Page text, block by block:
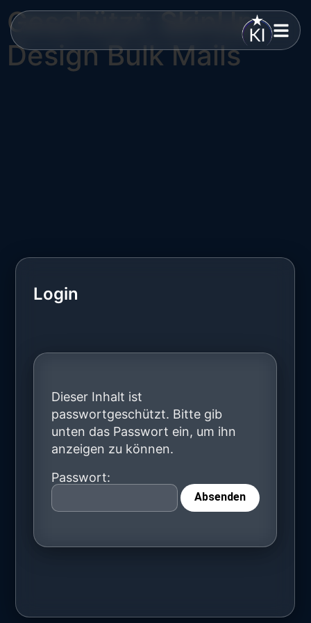
Geschützt: SkinUp
Design Bulk Mails
Login
Dieser Inhalt ist
passwortgeschützt. Bitte gib
unten das Passwort ein, um ihn
anzeigen zu können.
Passwort: